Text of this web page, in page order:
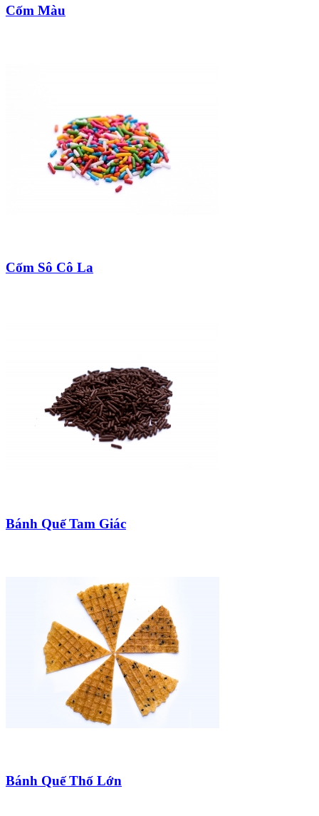
Cốm Màu
Cốm Sô Cô La
Bánh Quế Tam Giác
Bánh Quế Thố Lớn